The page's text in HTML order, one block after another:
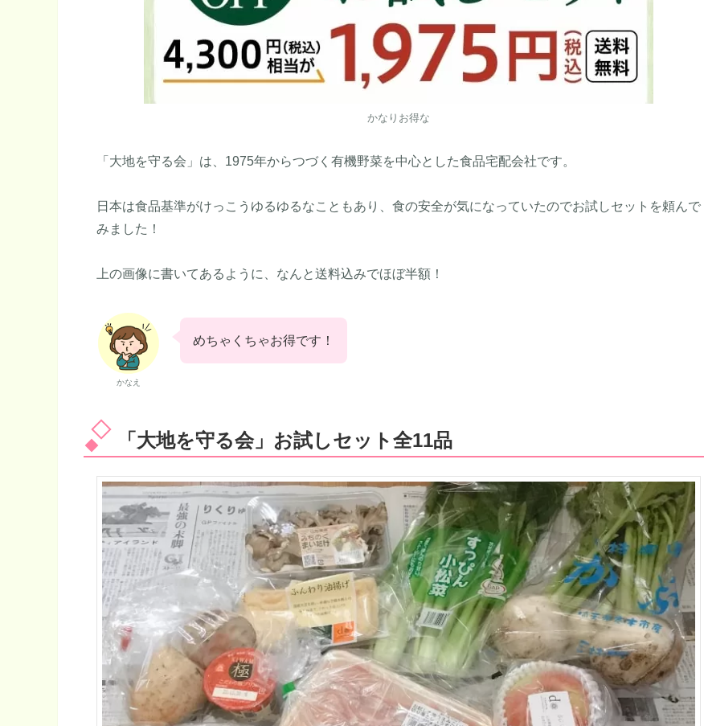
かなりお得な
「大地を守る会」は、1975年からつづく有機野菜を中心とした食品宅配会社です。
日本は食品基準がけっこうゆるゆるなこともあり、食の安全が気になっていたのでお試しセットを頼んで
みました！
上の画像に書いてあるように、なんと送料込みでほぼ半額！
かなえ
めちゃくちゃお得です！
「大地を守る会」お試しセット全11品